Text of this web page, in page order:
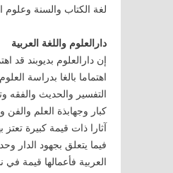
لغة الكتاب والسنة وعلوم
دارالعلوم واللغة العربية
إن دارالعلوم بديوبند قد
اهتماما بالغا بدراسة
التفسير والحديث والفقه
كبار وجهابذة العلم والفن
آثارا ذات قيمة كبيرة تعتز
فيما يتعلق بجهود الدار
العربية فأعمالها قيمة